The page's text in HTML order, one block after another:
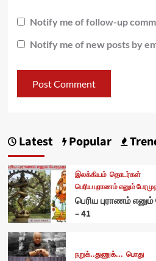
Notify me of follow-up
Notify me of new posts by
Latest Popular
இலக்கியம் தொடர்கள்
பெரிய புராணம் எனும்
பெரிய புராணம் எனும்
– 41
நறுக்..துணுக்... பொது